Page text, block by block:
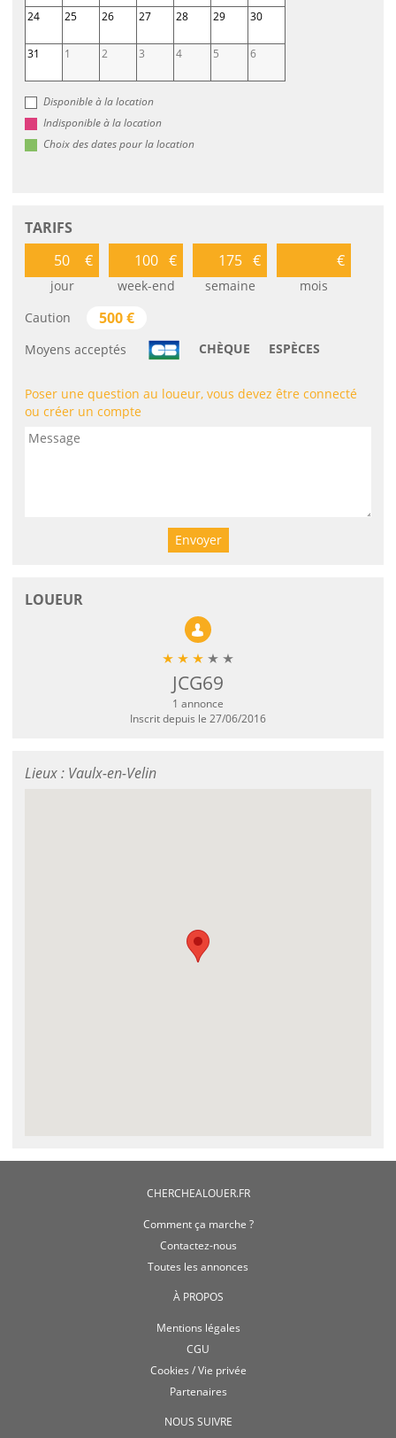
24 25 26 27 28 29 30
31 1 2 3 4 5 6
Disponible à la location
Indisponible à la location
Choix des dates pour la location
TARIFS
jour week-end semaine
mois
Caution
500€
Moyens acceptés CHÈQUE ESPÈCES
Poser une question au loueur, vous devez être connecté
ou créer un compte
Envoyer
LOUEUR
JCG69
1 annonce
Inscrit depuis le 27/06/2016
Lieux : Vaulx-en-Velin
CHERCHEALOUER.FR
Comment ça marche ?
Contactez-nous
Toutes les annonces
À PROPOS
Mentions légales
CGU
Cookies / Vie privée
Partenaires
NOUS SUIVRE